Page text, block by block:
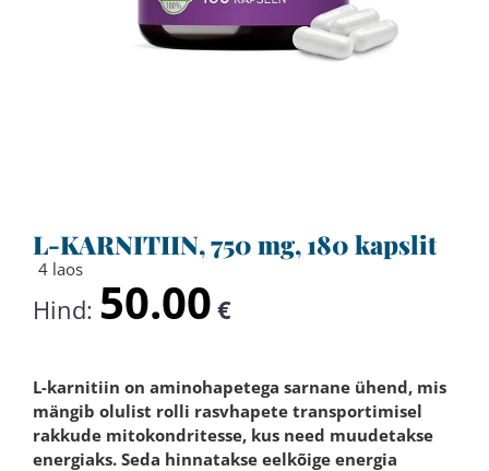
L-KARNITIIN, 750 mg, 180 kapslit
4 laos
Hind: 50.00 €
L-karnitiin on aminohapetega sarnane ühend, mis
mängib olulist rolli rasvhapete transportimisel
rakkude mitokondritesse, kus need muudetakse
energiaks. Seda hinnatakse eelkõige energia